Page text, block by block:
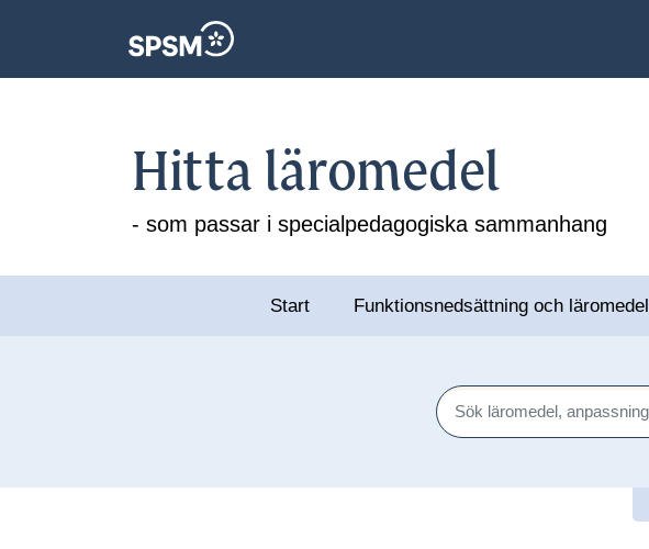
Hitta läromedel
- som passar i specialpedagogiska sammanhang
Start Funktionsnedsättning och läromedel
Sök